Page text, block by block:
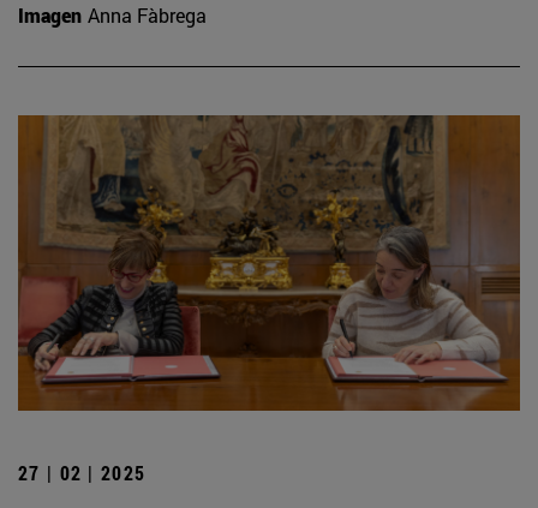
Imagen Anna Fàbrega
27 | 02 | 2025